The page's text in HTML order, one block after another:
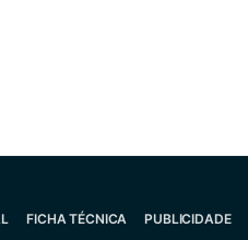
FICHA TÉCNICA PUBLICIDADE